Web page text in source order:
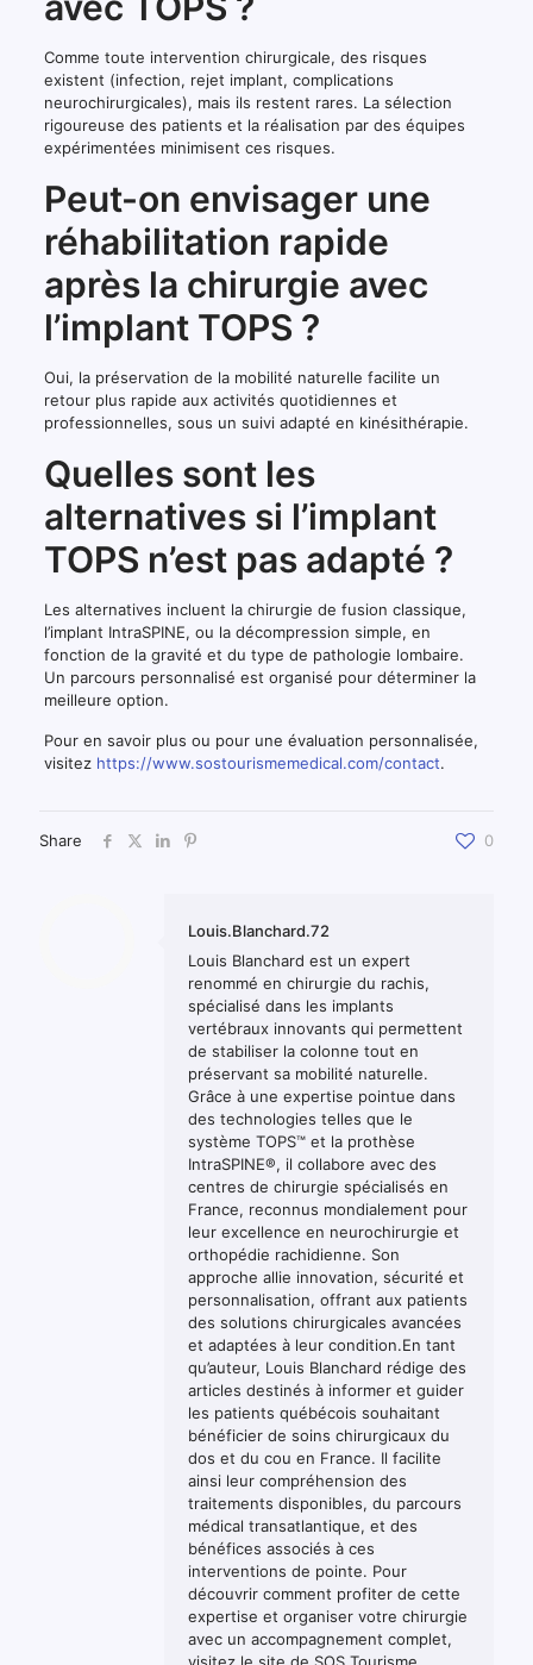
Comme toute intervention chirurgicale, des risques
existent (infection, rejet implant, complications
neurochirurgicales), mais ils restent rares. La sélection
rigoureuse des patients et la réalisation par des équipes
expérimentées minimisent ces risques.
Peut-on envisager une
réhabilitation rapide
après la chirurgie avec
l’implant TOPS ?
Oui, la préservation de la mobilité naturelle facilite un
retour plus rapide aux activités quotidiennes et
professionnelles, sous un suivi adapté en kinésithérapie.
Quelles sont les
alternatives si l’implant
TOPS n’est pas adapté ?
Les alternatives incluent la chirurgie de fusion classique,
l’implant IntraSPINE, ou la décompression simple, en
fonction de la gravité et du type de pathologie lombaire.
Un parcours personnalisé est organisé pour déterminer la
meilleure option.
Pour en savoir plus ou pour une évaluation personnalisée,
visitez https://www.sostourismemedical.com/contact.
Share 0
Louis.Blanchard.72
Louis Blanchard est un expert
renommé en chirurgie du rachis,
spécialisé dans les implants
vertébraux innovants qui permettent
de stabiliser la colonne tout en
préservant sa mobilité naturelle.
Grâce à une expertise pointue dans
des technologies telles que le
système TOPS™ et la prothèse
IntraSPINE®, il collabore avec des
centres de chirurgie spécialisés en
France, reconnus mondialement pour
leur excellence en neurochirurgie et
orthopédie rachidienne. Son
approche allie innovation, sécurité et
personnalisation, offrant aux patients
des solutions chirurgicales avancées
et adaptées à leur condition.En tant
qu’auteur, Louis Blanchard rédige des
articles destinés à informer et guider
les patients québécois souhaitant
bénéficier de soins chirurgicaux du
dos et du cou en France. Il facilite
ainsi leur compréhension des
traitements disponibles, du parcours
médical transatlantique, et des
bénéfices associés à ces
interventions de pointe. Pour
découvrir comment profiter de cette
expertise et organiser votre chirurgie
avec un accompagnement complet,